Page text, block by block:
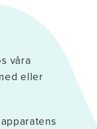
våra
eller